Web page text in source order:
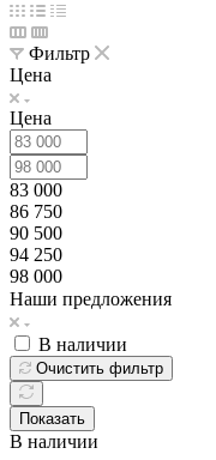
Фильтр
Цена
Цена
83 000
86 750
90 500
94 250
98 000
Наши предложения
В наличии
Очистить фильтр
Показать
В наличии